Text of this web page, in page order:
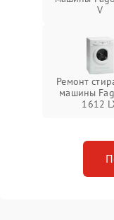
V
Ремонт
машины
1612